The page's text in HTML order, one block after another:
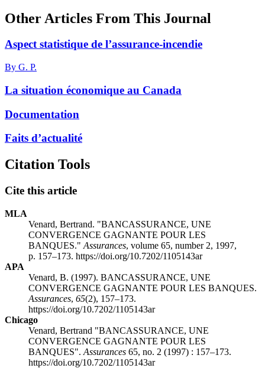
Other Articles From This Journal
Aspect statistique de l’assurance-incendie
By G. P.
La situation économique au Canada
Documentation
Faits d’actualité
Citation Tools
Cite this article
MLA
Venard, Bertrand. "BANCASSURANCE, UNE
CONVERGENCE GAGNANTE POUR LES
BANQUES." Assurances, volume 65, number 2, 1997,
p. 157–173. https://doi.org/10.7202/1105143ar
APA
Venard, B. (1997). BANCASSURANCE, UNE
CONVERGENCE GAGNANTE POUR LES BANQUES.
Assurances, 65(2), 157–173.
https://doi.org/10.7202/1105143ar
Chicago
Venard, Bertrand "BANCASSURANCE, UNE
CONVERGENCE GAGNANTE POUR LES
BANQUES". Assurances 65, no. 2 (1997) : 157–173.
https://doi.org/10.7202/1105143ar